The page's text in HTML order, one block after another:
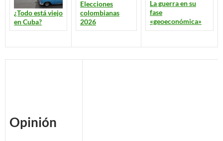
¿Todo está viejo
en Cuba?
Elecciones
colombianas
2026
La guerra en su
fase
«geoeconómica»
Opinión